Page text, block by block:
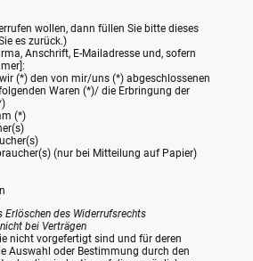
wollen, dann füllen Sie bitte dieses
es zurück.)
Anschrift, E-Mailadresse und, sofern
(*) den von mir/uns (*) abgeschlossenen
Waren (*)/ die Erbringung der
(*)
(nur bei Mitteilung auf Papier)
des Widerrufsrechts
bei Verträgen
nicht vorgefertigt sind und für deren
Auswahl oder Bestimmung durch den